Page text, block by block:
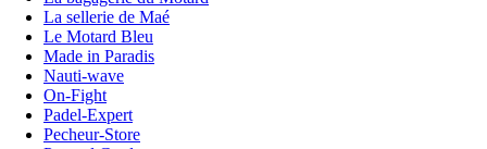
La sellerie de Maé
Le Motard Bleu
Made in Paradis
Nauti-wave
On-Fight
Padel-Expert
Pecheur-Store